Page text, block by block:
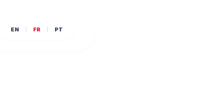
EN FR PT